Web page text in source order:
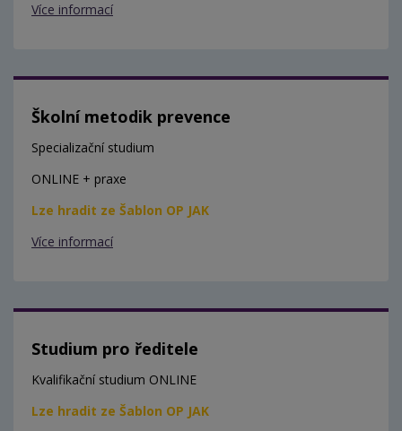
Více informací
Školní metodik prevence
Specializační studium
ONLINE + praxe
Lze hradit ze Šablon OP JAK
Více informací
Studium pro ředitele
Kvalifikační studium ONLINE
Lze hradit ze Šablon OP JAK